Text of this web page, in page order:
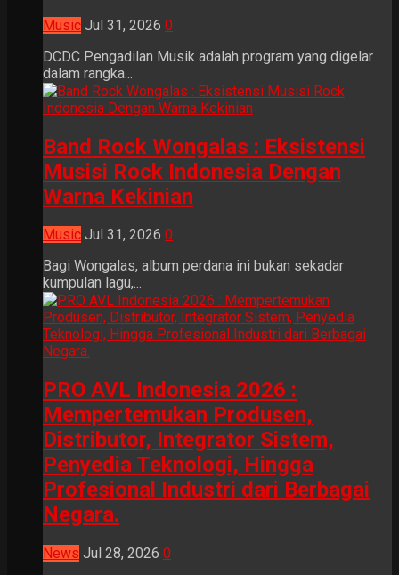
Music Jul 31, 2026 0
DCDC Pengadilan Musik adalah program yang digelar
dalam rangka...
Band Rock Wongalas : Eksistensi
Musisi Rock Indonesia Dengan
Warna Kekinian
Music Jul 31, 2026 0
Bagi Wongalas, album perdana ini bukan sekadar
kumpulan lagu,...
PRO AVL Indonesia 2026 :
Mempertemukan Produsen,
Distributor, Integrator Sistem,
Penyedia Teknologi, Hingga
Profesional Industri dari Berbagai
Negara.
News Jul 28, 2026 0